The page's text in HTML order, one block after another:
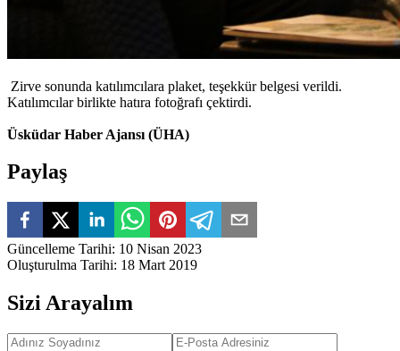
Zirve sonunda katılımcılara plaket, teşekkür belgesi verildi.
Katılımcılar birlikte hatıra fotoğrafı çektirdi.
Üsküdar Haber Ajansı (ÜHA)
Paylaş
Güncelleme Tarihi: 10 Nisan 2023
Oluşturulma Tarihi: 18 Mart 2019
Sizi Arayalım